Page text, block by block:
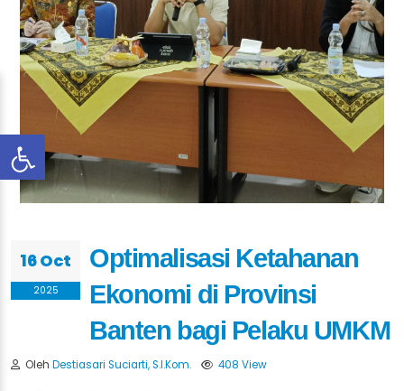
16 Oct
2025
Optimalisasi Ketahanan
Ekonomi di Provinsi
Banten bagi Pelaku UMKM
Oleh Destiasari Suciarti, S.I.Kom. 408 View